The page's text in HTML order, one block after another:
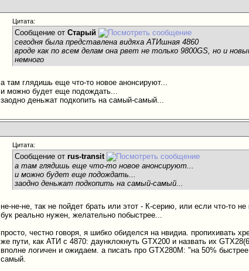
Цитата:
Сообщение отСтарый
сегодня была представлена видяха АТИшная 4860
вроде как по всем делам она рвет не только 9800GS, но и
немного
а там глядишь еще что-то новое анонсируют...
и можно будет еще подождать...
заодно деньжат подкопить на самый-самый...
Цитата:
Сообщение отrus-transit
а там глядишь еще что-то новое анонсируют...
и можно будет еще подождать...
заодно деньжат подкопить на самый-самый...
не-не-не, так не пойдет брать или этот - К-серию, или если что-то
бук реально нужен, желательно побыстрее...
просто, честно говоря, я шибко обиделся на нвидиа. пропихивать
же пути, как АТИ с 4870: даунклокнуть GTX200 и назвать их
вполне логичен и ожидаем. а писать про GTX280М: "на 50%
самый.